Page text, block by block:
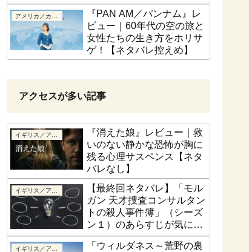
め】
『PAN AM／パンナム』レ
ビュー｜60年代の空の旅と
女性たちの生き方をホリサ
ゲ！【ネタバレ控えめ】
アクセスが多い記事
『消えた娘』レビュー｜救
いのない静かな恐怖が胸に
残る心理サスペンス【ネタ
バレなし】
【最終回ネタバレ】「モル
ガン 天才捜査コンサルタン
トの殺人事件簿」（シーズ
ン１）のあらすじが気にな
る！最終話はどうなるの？
「ウィルダネス～荒野の裏